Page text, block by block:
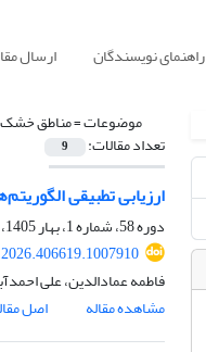
راهنمای نویسندگان ارسال
موضوعات =مناطق خشک
تعداد مقالات: 9
ارزیابی تطبیقی
دوره 58، شماره 1، بهار 1405، صفحه
فاطمه عمادالدین، علی
مشاهده مقاله
اصل